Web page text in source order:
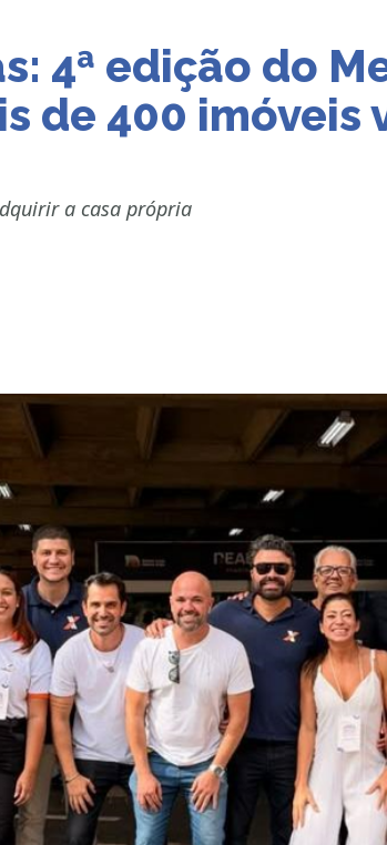
4ª edição do
de 400 imóveis
a casa própria